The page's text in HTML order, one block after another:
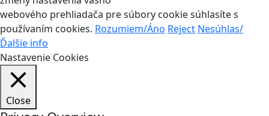
webového prehliadača pre súbory cookie súhlasíte s
používaním cookies. Rozumiem/Áno Reject Nesúhlas/
Ďalšie info
Nastavenie Cookies
Close